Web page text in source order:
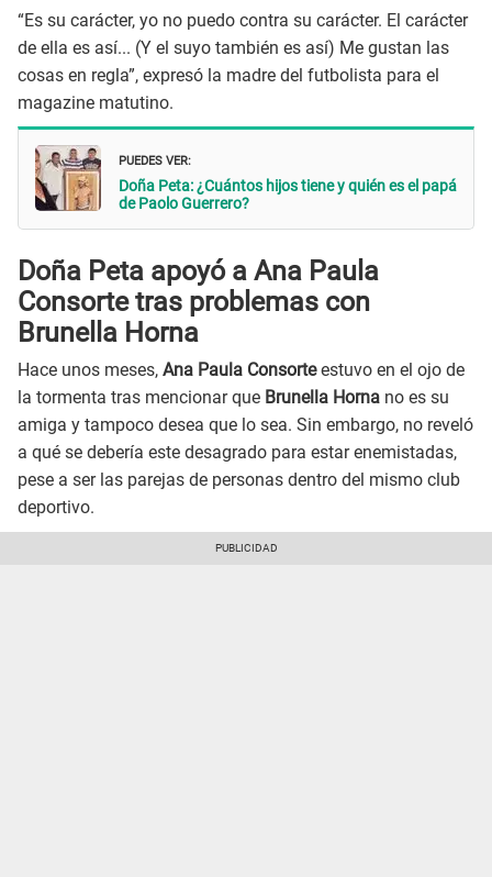
“Es su carácter, yo no puedo contra su carácter. El carácter
de ella es así... (Y el suyo también es así) Me gustan las
cosas en regla”, expresó la madre del futbolista para el
magazine matutino.
PUEDES VER:
Doña Peta: ¿Cuántos hijos tiene y quién es el papá
de Paolo Guerrero?
Doña Peta apoyó a Ana Paula
Consorte tras problemas con
Brunella Horna
Hace unos meses, Ana Paula Consorteestuvo en el ojo de
la tormenta tras mencionar que Brunella Horna no es su
amiga y tampoco desea que lo sea. Sin embargo, no reveló
a qué se debería este desagrado para estar enemistadas,
pese a ser las parejas de personas dentro del mismo club
deportivo.